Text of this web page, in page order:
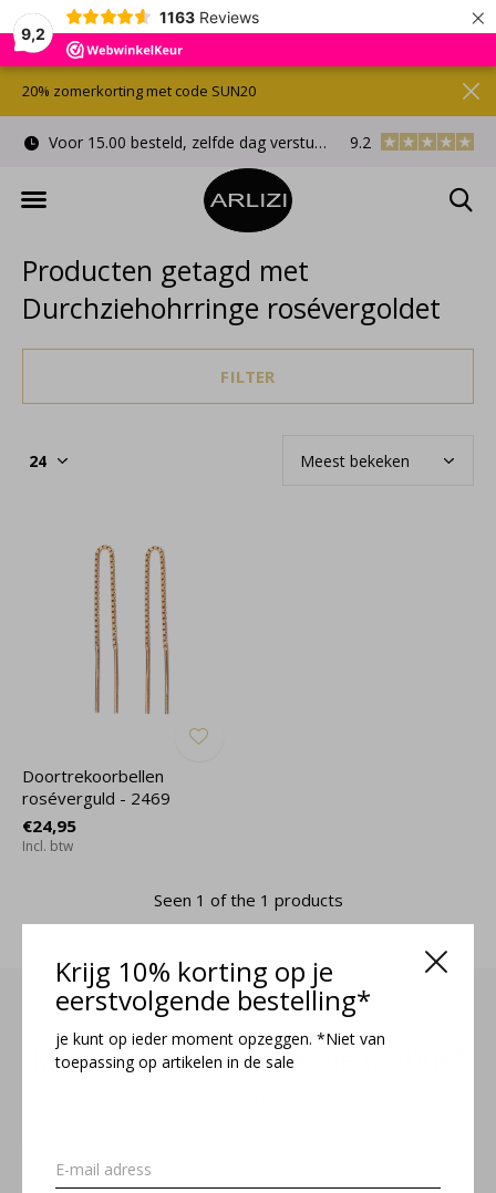
9,2
1163 Reviews ×
Krijg 10% korting op je
eerstvolgende bestelling*
je kunt op ieder moment opzeggen. *Niet van
toepassing op artikelen in de sale
Voor 15.00 besteld, zelfde dag verstuurd Gratis
9.2
20% zomerkorting met code SUN20
Producten getagd met
Durchziehohrringe rosévergoldet
FILTER
Doortrekoorbellen
roséverguld - 2469
€24,95
Incl. btw
Seen 1 of the 1 products
Meld je aan voor onze nieuwsbrief